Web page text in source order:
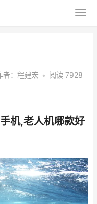
者： 程建宏 • 阅读 7928
机,老人机哪款好